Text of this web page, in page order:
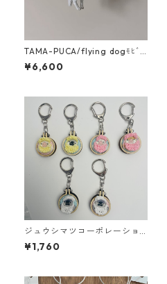
TAMA-PUCA/flying dogﾓﾋﾞｰ
ﾙ
¥6,600
ジュウシマツコーポレーショ
ン/刺繍キーホルダー
¥1,760